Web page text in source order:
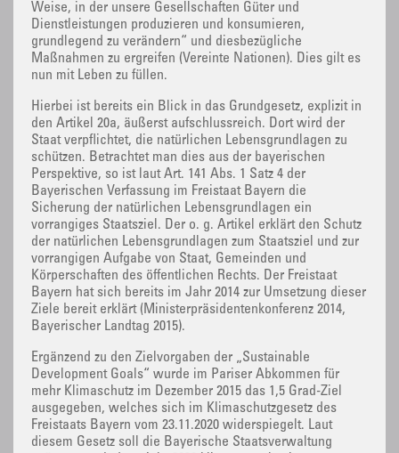
Weise, in der unsere Gesellschaften Güter und
Dienstleistungen produzieren und konsumieren,
grundlegend zu verändern“ und diesbezügliche
Maßnahmen zu ergreifen (Vereinte Nationen). Dies gilt es
nun mit Leben zu füllen.
Hierbei ist bereits ein Blick in das Grundgesetz, explizit in
den Artikel 20a, äußerst aufschlussreich. Dort wird der
Staat verpflichtet, die natürlichen Lebensgrundlagen zu
schützen. Betrachtet man dies aus der bayerischen
Perspektive, so ist laut Art. 141 Abs. 1 Satz 4 der
Bayerischen Verfassung im Freistaat Bayern die
Sicherung der natürlichen Lebensgrundlagen ein
vorrangiges Staatsziel. Der o. g. Artikel erklärt den Schutz
der natürlichen Lebensgrundlagen zum Staatsziel und zur
vorrangigen Aufgabe von Staat, Gemeinden und
Körperschaften des öffentlichen Rechts. Der Freistaat
Bayern hat sich bereits im Jahr 2014 zur Umsetzung dieser
Ziele bereit erklärt (Ministerpräsidentenkonferenz 2014,
Bayerischer Landtag 2015).
Ergänzend zu den Zielvorgaben der „Sustainable
Development Goals“ wurde im Pariser Abkommen für
mehr Klimaschutz im Dezember 2015 das 1,5 Grad-Ziel
ausgegeben, welches sich im Klimaschutzgesetz des
Freistaats Bayern vom 23.11.2020 widerspiegelt. Laut
diesem Gesetz soll die Bayerische Staatsverwaltung